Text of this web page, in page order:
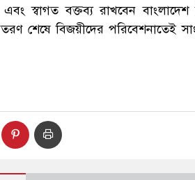
স্বাগত বক্তব্য রাখবেন
শেষে বিজয়ীদের পরিবেশনাতেই